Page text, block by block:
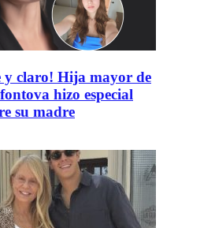
y claro! Hija mayor de
hizo especial
su madre